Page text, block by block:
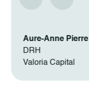
Aure-Anne Pierre
DRH
Valoria Capital